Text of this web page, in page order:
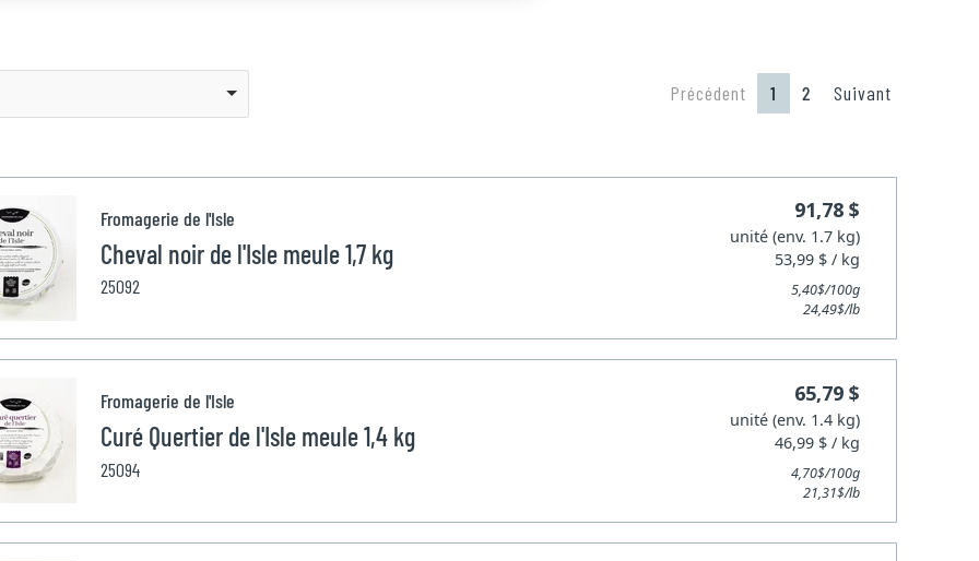
Précédent 1 2 Suivant
Fromagerie de l'Isle
Cheval noir de l'Isle meule 1,7 kg
25092
91,78 $
unité (env. 1.7 kg)
53,99 $ / kg
5,40$/100g
24,49$/lb
Fromagerie de l'Isle
Curé Quertier de l'Isle meule 1,4 kg
25094
65,79 $
unité (env. 1.4 kg)
46,99 $ / kg
4,70$/100g
21,31$/lb